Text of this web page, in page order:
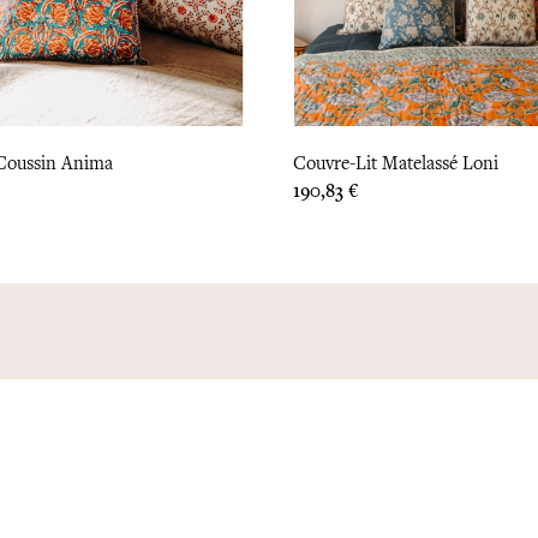
Anima
Couvre-Lit Matelassé Loni
Prix
190,83 €